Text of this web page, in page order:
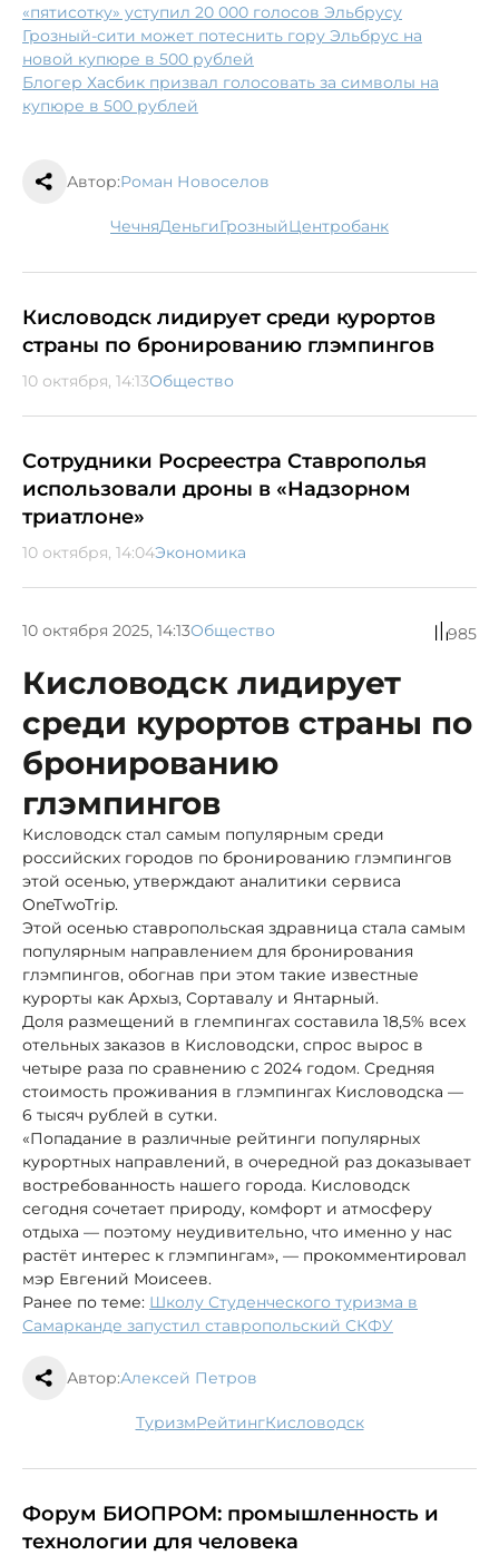
«пятисотку» уступил 20 000 голосов Эльбрусу
Грозный-сити может потеснить гору Эльбрус на
новой купюре в 500 рублей
Блогер Хасбик призвал голосовать за символы на
купюре в 500 рублей
Автор:Роман Новоселов
Чечня деньги Грозный Центробанк
Кисловодск лидирует среди курортов
страны по бронированию глэмпингов
10 октября, 14:13Общество
Сотрудники Росреестра Ставрополья
использовали дроны в «Надзорном
триатлоне»
10 октября, 14:04Экономика
10 октября 2025, 14:13Общество 985
Кисловодск лидирует
среди курортов страны по
бронированию
глэмпингов
Кисловодск стал самым популярным среди
российских городов по бронированию глэмпингов
этой осенью, утверждают аналитики сервиса
OneTwoTrip.
Этой осенью ставропольская здравница стала самым
популярным направлением для бронирования
глэмпингов, обогнав при этом такие известные
курорты как Архыз, Сортавалу и Янтарный.
Доля размещений в глемпингах составила 18,5% всех
отельных заказов в Кисловодски, спрос вырос в
четыре раза по сравнению с 2024 годом. Средняя
стоимость проживания в глэмпингах Кисловодска —
6 тысяч рублей в сутки.
«Попадание в различные рейтинги популярных
курортных направлений, в очередной раз доказывает
востребованность нашего города. Кисловодск
сегодня сочетает природу, комфорт и атмосферу
отдыха — поэтому неудивительно, что именно у нас
растёт интерес к глэмпингам», — прокомментировал
мэр Евгений Моисеев.
Ранее по теме: Школу Студенческого туризма в
Самарканде запустил ставропольский СКФУ
Автор:Алексей Петров
туризм рейтинг Кисловодск
Форум БИОПРОМ: промышленность и
технологии для человека